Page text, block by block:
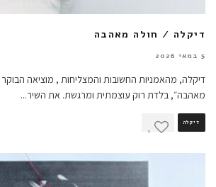
דיקלה / חולה מאהבה
5 במאי 2026
דיקלה, מהאמניות החשובות והמצליחות , מוציאה
מאהבה״, בלדת רוק עוצמתית ומרגשת. את השיר...
דיקלה
1